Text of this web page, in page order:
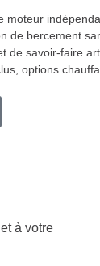
moteur
de bercement
de savoir-faire
options
à votre